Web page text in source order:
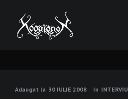
Adaugat la 30 IULIE 2008 In